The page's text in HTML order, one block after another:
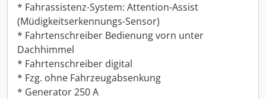
* Fahrassistenz-System: Attention-Assist
(Müdigkeitserkennungs-Sensor)
* Fahrtenschreiber Bedienung vorn unter
Dachhimmel
* Fahrtenschreiber digital
* Fzg. ohne Fahrzeugabsenkung
* Generator 250 A